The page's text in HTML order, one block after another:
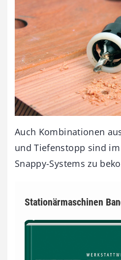
Auch Kombinationen
und Tiefenstopp sind
Snappy-Systems zu
Stationärmaschinen